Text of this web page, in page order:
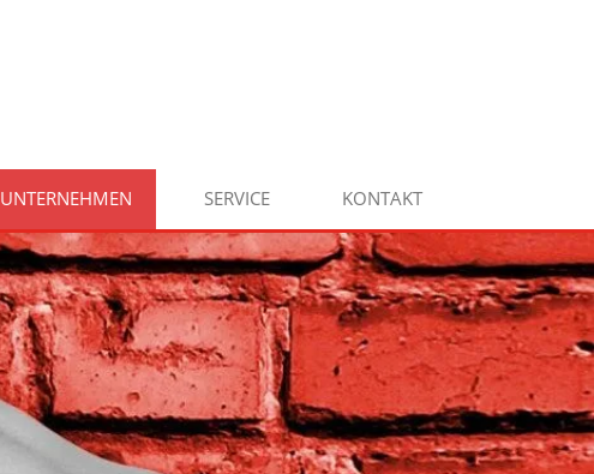
UNTERNEHMEN SERVICE KONTAKT